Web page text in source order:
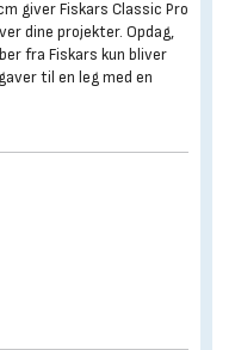
giver Fiskars Classic Pro
dine projekter. Opdag,
fra Fiskars kun bliver
til en leg med en